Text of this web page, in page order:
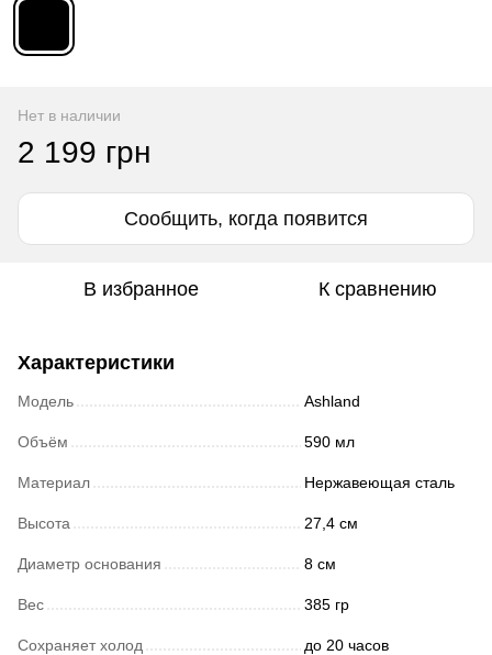
Нет в наличии
2 199 грн
Сообщить, когда появится
В избранное К сравнению
Характеристики
Модель Ashland
Объём 590 мл
Материал Нержавеющая сталь
Высота 27,4 см
Диаметр основания 8 см
Вес 385 гр
Сохраняет холод до 20 часов